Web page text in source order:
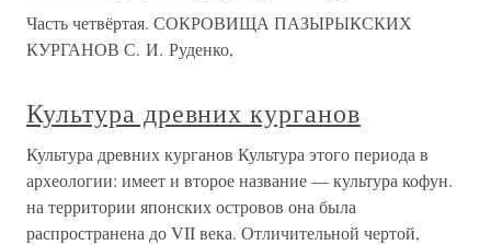
Часть четвёртая. СОКРОВИЩА ПАЗЫРЫКСКИХ
КУРГАНОВ С. И. Руденко,
Культура древних курганов
Культура древних курганов Культура этого периода в
археологии: имеет и второе название — культура кофун.
на территории японских островов она была
распространена до VII века. Отличительной чертой,